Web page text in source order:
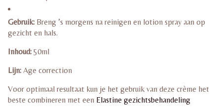
Gebruik: Breng ’s morgens na reinigen en lotion spray aan op
gezicht en hals.
Inhoud: 50ml
Lijn: Age correction
Voor optimaal resultaat kun je het gebruik van deze crème het
beste combineren met een Elastine gezichtsbehandeling